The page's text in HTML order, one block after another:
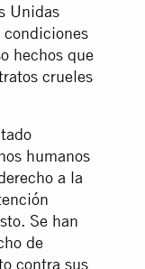
Unidas
condiciones
hechos que
crueles
humanos
a la
Se han
de
contra sus